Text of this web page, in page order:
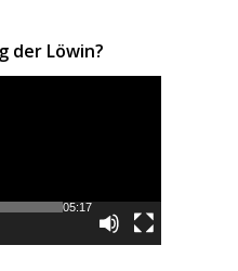
der Löwin?
05:17